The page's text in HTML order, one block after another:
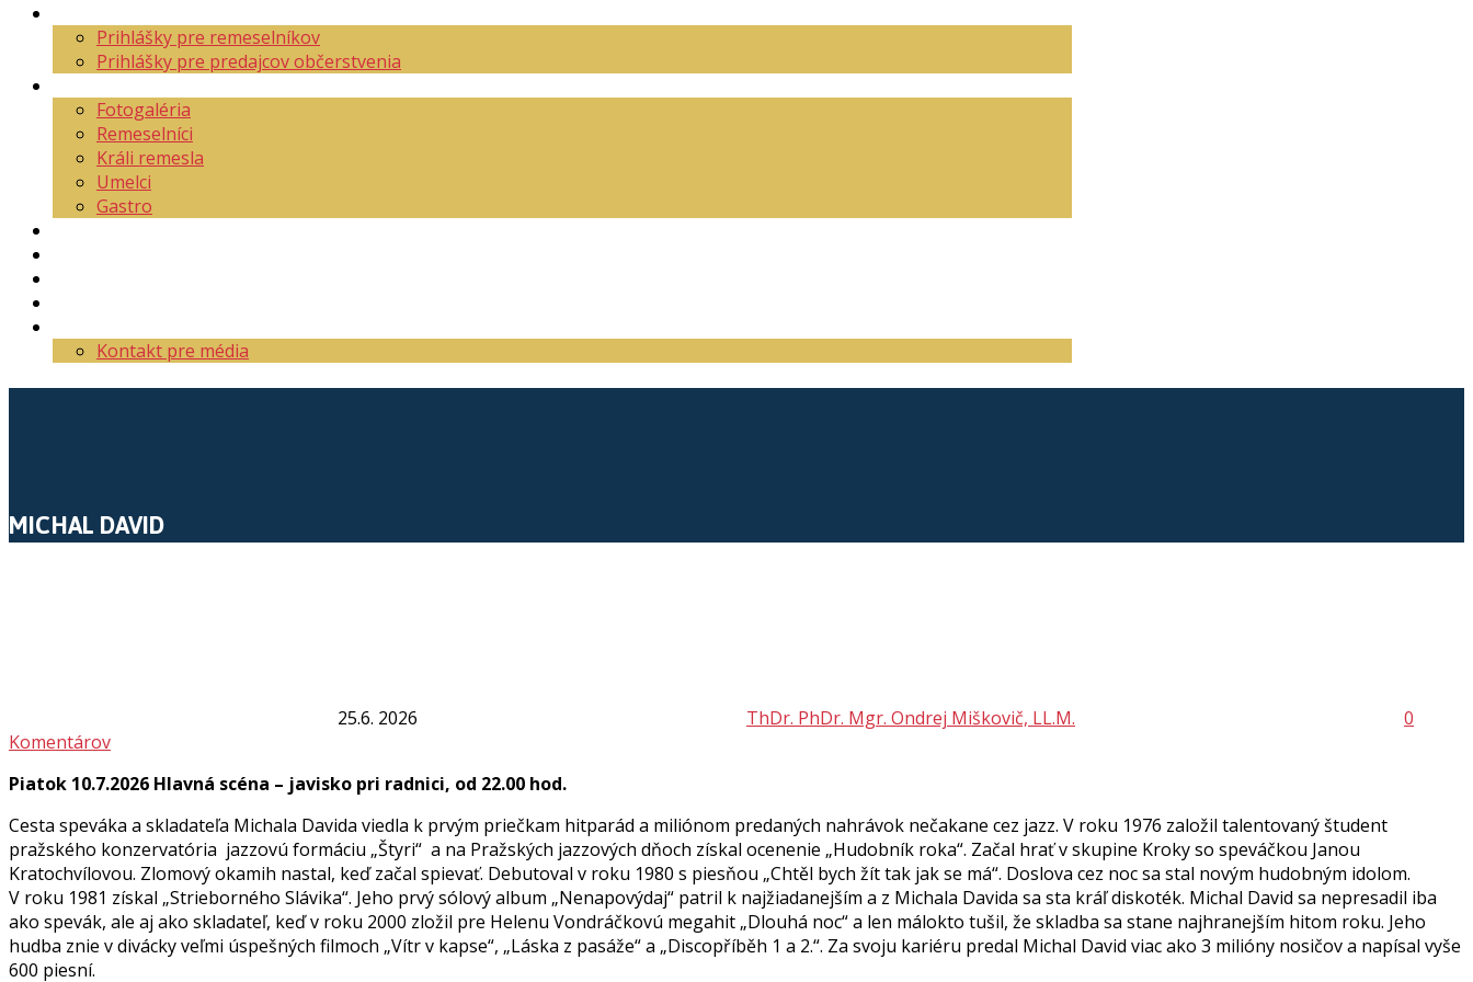
Prihlášky pre remeselníkov
Prihlášky pre predajcov občerstvenia
Fotogaléria
Remeselníci
Králi remesla
Umelci
Gastro
Kontakt pre média
MICHAL DAVID
25.6. 2026 ThDr. PhDr. Mgr. Ondrej Miškovič, LL.M.
0
Komentárov
Piatok 10.7.2026 Hlavná scéna – javisko pri radnici, od 22.00 hod.
Cesta speváka a skladateľa Michala Davida viedla k prvým priečkam hitparád a miliónom predaných nahrávok nečakane cez jazz. V roku 1976 založil talentovaný študent
pražského konzervatória jazzovú formáciu „Štyri“ a na Pražských jazzových dňoch získal ocenenie „Hudobník roka“. Začal hrať v skupine Kroky so speváčkou Janou
Kratochvílovou. Zlomový okamih nastal, keď začal spievať. Debutoval v roku 1980 s piesňou „Chtěl bych žít tak jak se má“. Doslova cez noc sa stal novým hudobným idolom.
V roku 1981 získal „Strieborného Slávika“. Jeho prvý sólový album „Nenapovýdaj“ patril k najžiadanejším a z Michala Davida sa sta kráľ diskoték. Michal David sa nepresadil iba
ako spevák, ale aj ako skladateľ, keď v roku 2000 zložil pre Helenu Vondráčkovú megahit „Dlouhá noc“ a len málokto tušil, že skladba sa stane najhranejším hitom roku. Jeho
hudba znie v divácky veľmi úspešných filmoch „Vítr v kapse“, „Láska z pasáže“ a „Discopříběh 1 a 2.“. Za svoju kariéru predal Michal David viac ako 3 milióny nosičov a napísal vyše
600 piesní.